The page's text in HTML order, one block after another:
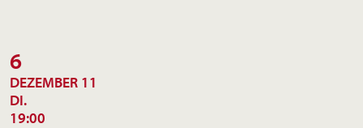
6
DEZEMBER 11
DI.
19:00